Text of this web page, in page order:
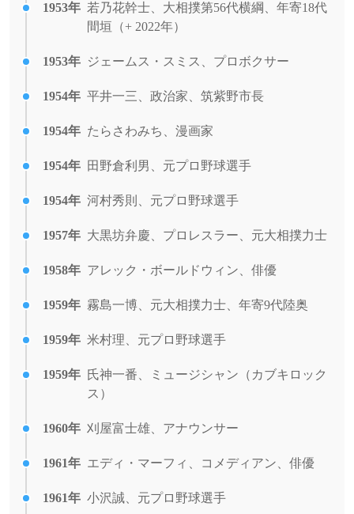
1953年 若乃花幹士、大相撲第56代横綱、年寄18代
間垣（+ 2022年）
1953年 ジェームス・スミス、プロボクサー
1954年 平井一三、政治家、筑紫野市長
1954年 たらさわみち、漫画家
1954年 田野倉利男、元プロ野球選手
1954年 河村秀則、元プロ野球選手
1957年 大黒坊弁慶、プロレスラー、元大相撲力士
1958年 アレック・ボールドウィン、俳優
1959年 霧島一博、元大相撲力士、年寄9代陸奥
1959年 米村理、元プロ野球選手
1959年 氏神一番、ミュージシャン（カブキロック
ス）
1960年 刈屋富士雄、アナウンサー
1961年 エディ・マーフィ、コメディアン、俳優
1961年 小沢誠、元プロ野球選手